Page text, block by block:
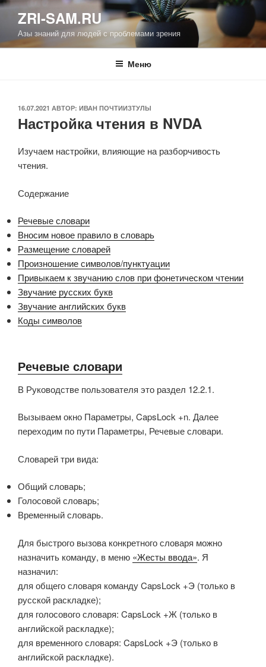
Перейти
содержимому
ZRI-SAM.RU
Азы знаний для людей с проблемами зрения
Меню
ОПУБЛИКОВАНО
16.07.2021 АВТОР: ИВАН ПОЧТИИЗТУЛЫ
Настройка чтения в NVDA
Изучаем настройки, влияющие на разборчивость
чтения.
Содержание
Речевые словари
Вносим новое правило в словарь
Размещение словарей
Произношение символов/пунктуации
Привыкаем к звучанию слов при фонетическом чтении
Звучание русских букв
Звучание английских букв
Коды символов
Речевые словари
В Руководстве пользователя это раздел 12.2.1.
Вызываем окно Параметры, CapsLock +n. Далее
переходим по пути Параметры, Речевые словари.
Словарей три вида:
Общий словарь;
Голосовой словарь;
Временный словарь.
Для быстрого вызова конкретного словаря можно
назначить команду, в меню «Жесты ввода». Я
назначил:
для общего словаря команду CapsLock +Э (только в
русской раскладке);
для голосового словаря: CapsLock +Ж (только в
английской раскладке);
для временного словаря: CapsLock +Э (только в
английской раскладке).